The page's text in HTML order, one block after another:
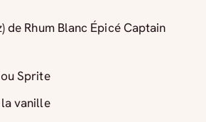
de Rhum Blanc Épicé Captain
Sprite
vanille